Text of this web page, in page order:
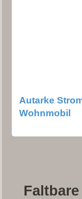
Autarke
Wohnmobil